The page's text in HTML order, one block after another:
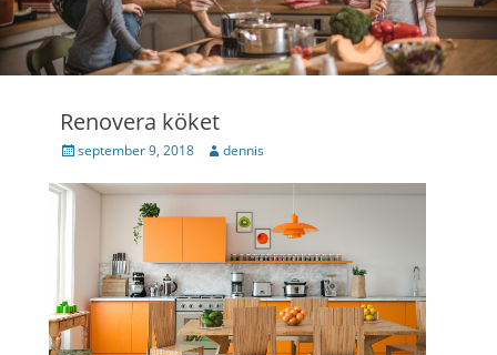
Renovera köket
Posted
september 9, 2018 Author
dennis